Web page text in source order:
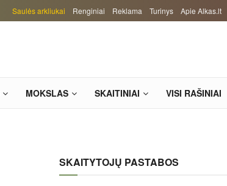
Saulės arkliukai Renginiai Reklama Turinys Apie Alkas.lt
MOKSLAS SKAITINIAI VISI RAŠINIAI
SKAITYTOJŲ PASTABOS